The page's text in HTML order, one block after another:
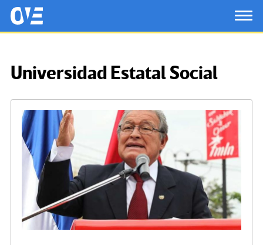
Saltar al contenido principal
OtrasVocesenEducacion.org
Universidad Estatal Social